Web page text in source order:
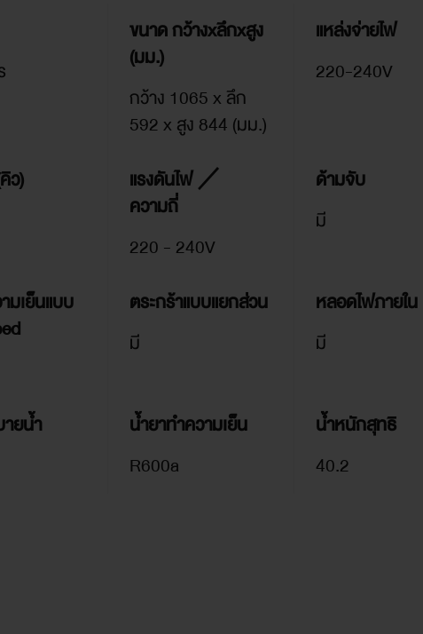
ขนาด กว้างxลึกxสูง
(มม.)
กว้าง 1065 x ลึก
592 x สูง 844 (มม.)
แหล่งจ่ายไฟ
220-240V
ว)
แรงดันไฟ ／
ความถี่
220 - 240V
ด้ามจับ
มี
มเย็นแบบ
ตระกร้าแบบแยกส่วน
มี
หลอดไฟภายใน
มี
ายน้ำ
น้ำยาทำความเย็น
R600a
น้ำหนักสุทธิ
40.2